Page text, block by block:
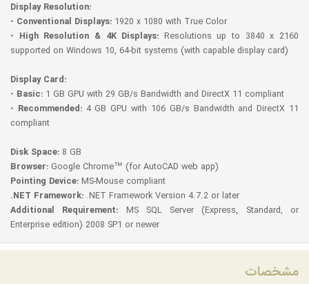
Display Resolution:
- Conventional Displays: 1920 x 1080 with True Color
- High Resolution & 4K Displays: Resolutions up to 3840 x 2160
supported on Windows 10, 64-bit systems (with capable display card)
Display Card:
- Basic: 1 GB GPU with 29 GB/s Bandwidth and DirectX 11 compliant
- Recommended: 4 GB GPU with 106 GB/s Bandwidth and DirectX 11
compliant
Disk Space: 8 GB
Browser: Google Chrome™ (for AutoCAD web app)
Pointing Device: MS-Mouse compliant
.NET Framework: .NET Framework Version 4.7.2 or later
Additional Requirement: MS SQL Server (Express, Standard, or
Enterprise edition) 2008 SP1 or newer
مشخصات